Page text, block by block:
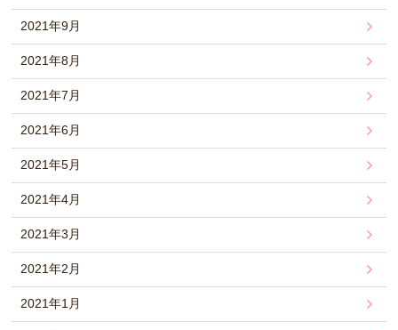
2021年9月
2021年8月
2021年7月
2021年6月
2021年5月
2021年4月
2021年3月
2021年2月
2021年1月